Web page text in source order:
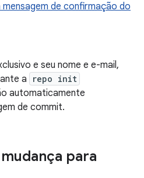
de confirmação do
e seu nome e e-mail,
a
repo init
automaticamente
de commit.
para